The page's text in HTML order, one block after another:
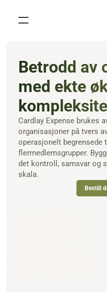
Hvorfor
Produkt
Løsninger
Kunder
Ressurser
Priser
Om
Book a demo
Betrodd av
med ekte
Cardlay Expense brukes
organisasjoner på tvers
operasjonelt begrensede
flermedlemsgrupper.
det kontroll, samsvar og
skala.
Bestill